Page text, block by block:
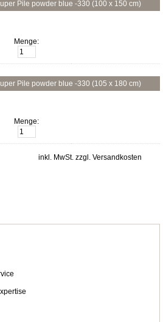
Pile powder blue -330 (100 x 150 cm)
Menge:
Pile powder blue -330 (105 x 180 cm)
Menge:
inkl. MwSt. zzgl. Versandkosten